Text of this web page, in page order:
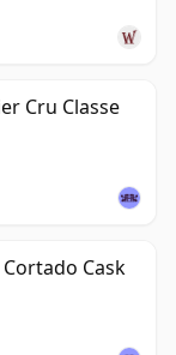
Cru Classe
Cask